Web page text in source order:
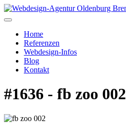
Home
Referenzen
Webdesign-Infos
Blog
Kontakt
#1636 - fb zoo 002